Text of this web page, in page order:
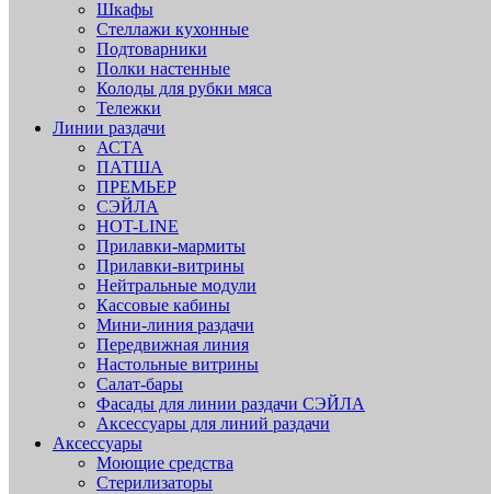
Шкафы
Стеллажи кухонные
Подтоварники
Полки настенные
Колоды для рубки мяса
Тележки
Линии раздачи
АСТА
ПАТША
ПРЕМЬЕР
СЭЙЛА
HOT-LINE
Прилавки-мармиты
Прилавки-витрины
Нейтральные модули
Кассовые кабины
Мини-линия раздачи
Передвижная линия
Настольные витрины
Салат-бары
Фасады для линии раздачи СЭЙЛА
Аксессуары для линий раздачи
Аксессуары
Моющие средства
Стерилизаторы